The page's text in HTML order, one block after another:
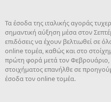
Τα έσοδα της ιταλικής αγοράς
σημαντική αύξηση μέσα στον
επιδόσεις να έχουν βελτιωθεί σε
online τομέα, καθώς και στο
πρώτη φορά μετά τον
στοιχήματος επανήλθε σε
έσοδα τον online τομέα.